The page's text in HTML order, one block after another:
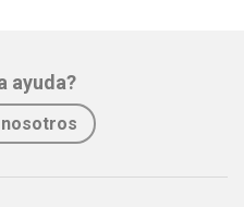
ayuda?
nosotros